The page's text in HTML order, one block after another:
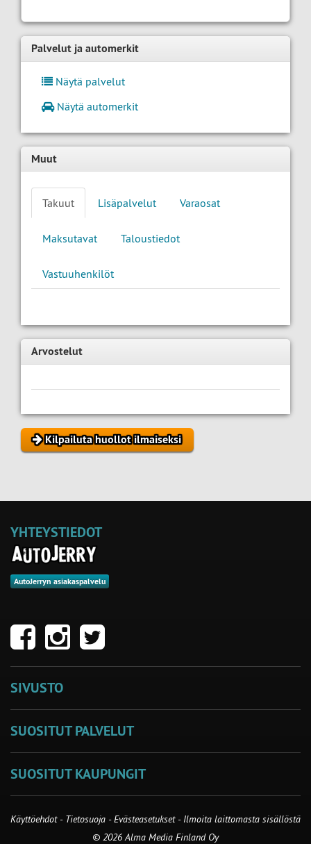
Palvelut ja automerkit
Näytä palvelut
Näytä automerkit
Muut
Takuut Lisäpalvelut Varaosat
Maksutavat Taloustiedot
Vastuuhenkilöt
Arvostelut
Kilpailuta huollot ilmaiseksi
YHTEYSTIEDOT
AutoJerryn asiakaspalvelu
SIVUSTO
SUOSITUT PALVELUT
SUOSITUT KAUPUNGIT
Käyttöehdot - Tietosuoja -Evästeasetukset- Ilmoita laittomasta sisällöstä
© 2026 Alma Media Finland Oy